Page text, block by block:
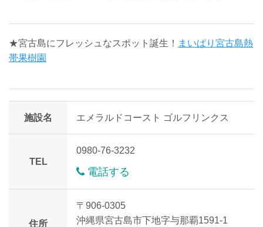
★宮古島にフレッシュなスポット誕生！ まいぱり宮古島熱
帯果樹園
施設名 エメラルドコースト ゴルフリンクス
TEL
0980-76-3232
電話する
住所
〒906-0305
沖縄県宮古島市下地字与那覇1591-1